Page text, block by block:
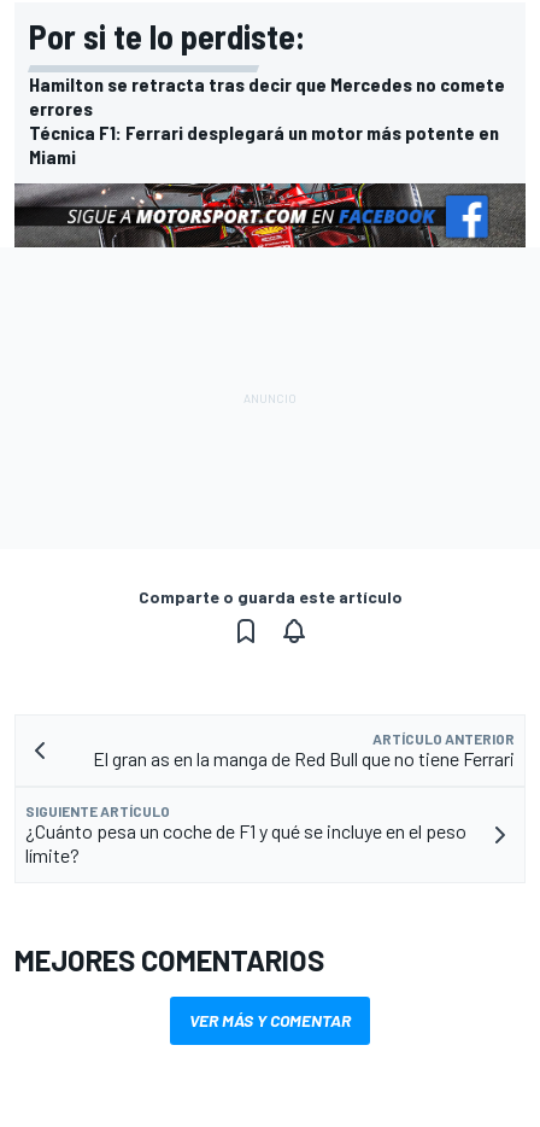
Por si te lo perdiste:
Hamilton se retracta tras decir que Mercedes no comete
errores
Técnica F1: Ferrari desplegará un motor más potente en
Miami
Comparte o guarda este artículo
ARTÍCULO ANTERIOR
El gran as en la manga de Red Bull que no tiene Ferrari
SIGUIENTE ARTÍCULO
¿Cuánto pesa un coche de F1 y qué se incluye en el peso
límite?
MEJORES COMENTARIOS
VER MÁS Y COMENTAR